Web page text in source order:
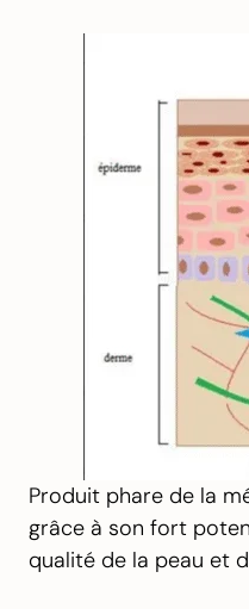
Produit phare de la
grâce à son fort
qualité de la peau et